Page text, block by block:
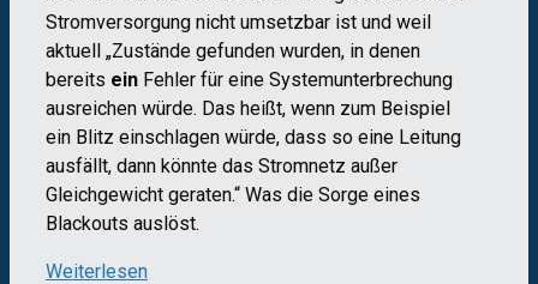
Stromversorgung nicht umsetzbar ist und weil
aktuell „Zustände gefunden wurden, in denen
bereits ein Fehler für eine Systemunterbrechung
ausreichen würde. Das heißt, wenn zum Beispiel
ein Blitz einschlagen würde, dass so eine Leitung
ausfällt, dann könnte das Stromnetz außer
Gleichgewicht geraten.“ Was die Sorge eines
Blackouts auslöst.
Weiterlesen